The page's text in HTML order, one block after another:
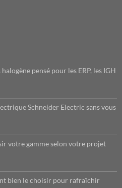
pensé pour les ERP, les IGH
Schneider Electric sans vous
votre gamme selon votre projet
bien le choisir pour rafraîchir